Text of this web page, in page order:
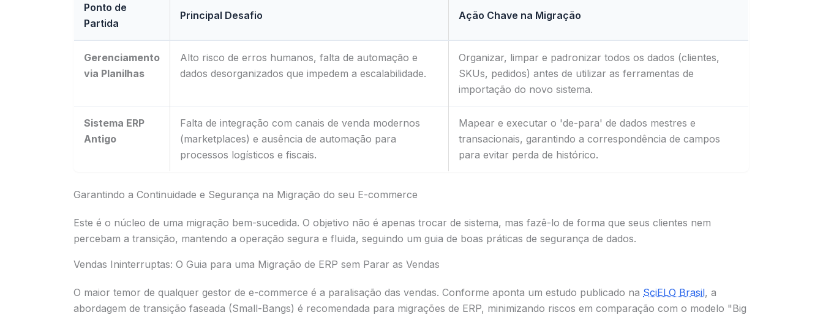
Ponto de
Partida
Principal Desafio Ação Chave na Migração
Gerenciamento
via Planilhas
Alto risco de erros humanos, falta de automação e
dados desorganizados que impedem a escalabilidade.
Organizar, limpar e padronizar todos os dados (clientes,
SKUs, pedidos) antes de utilizar as ferramentas de
importação do novo sistema.
Sistema ERP
Antigo
Falta de integração com canais de venda modernos
(marketplaces) e ausência de automação para
processos logísticos e fiscais.
Mapear e executar o 'de-para' de dados mestres e
transacionais, garantindo a correspondência de campos
para evitar perda de histórico.
Garantindo a Continuidade e Segurança na Migração do seu E-commerce
Este é o núcleo de uma migração bem-sucedida. O objetivo não é apenas trocar de sistema, mas fazê-lo de forma que seus clientes nem
percebam a transição, mantendo a operação segura e fluida, seguindo um guia de boas práticas de segurança de dados.
Vendas Ininterruptas: O Guia para uma Migração de ERP sem Parar as Vendas
O maior temor de qualquer gestor de e-commerce é a paralisação das vendas. Conforme aponta um estudo publicado na SciELO Brasil, a
abordagem de transição faseada (Small-Bangs) é recomendada para migrações de ERP, minimizando riscos em comparação com o modelo "Big